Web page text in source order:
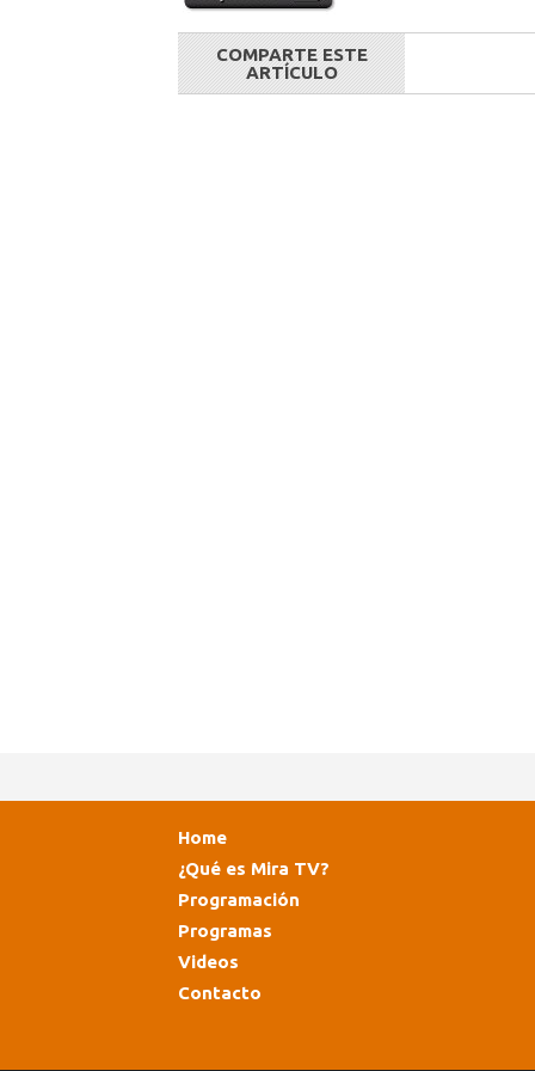
COMPARTE ESTE
ARTÍCULO
Home
¿Qué es Mira TV?
Programación
Programas
Videos
Contacto